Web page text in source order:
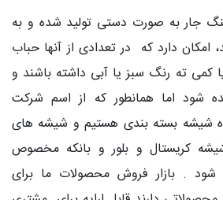
جار به صورت دستی تولید شده و به
دارد که در تعدادی از آنها حباب
کمی ته رنگ سبز یا آبی داشته باشند و
شود اما همانطور که از اسم شرکت
شیشه بسته بندی هستیم و شیشه های
کریستال و بلور و بانکه مخصوص
شود . بازار فروش محصولات ما برای